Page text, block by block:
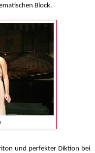
Block.
und perfekter Diktion bei